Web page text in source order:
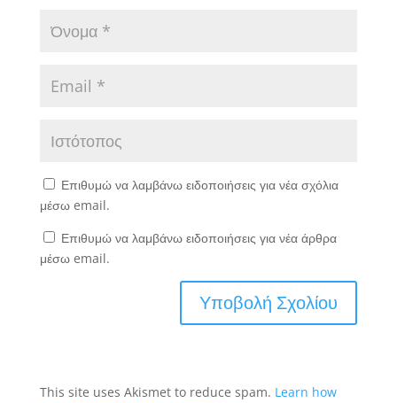
Επιθυμώ να λαμβάνω ειδοποιήσεις για νέα σχόλια
μέσω email.
Επιθυμώ να λαμβάνω ειδοποιήσεις για νέα άρθρα
μέσω email.
This site uses Akismet to reduce spam. Learn how